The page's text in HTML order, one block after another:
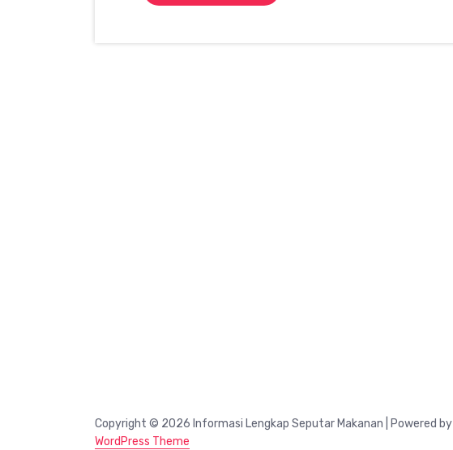
Copyright © 2026 Informasi Lengkap Seputar Makanan | Powered by
WordPress Theme